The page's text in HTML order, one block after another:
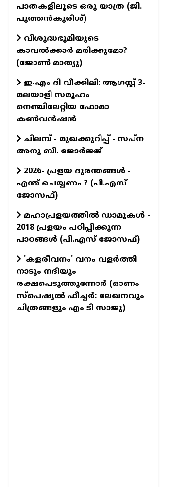
പാതകളിലൂടെ ഒരു യാത്ര (ജി.
പുത്തൻകുരിശ്)
വിശുദ്ധഭൂമിയുടെ
കാവല്‍ക്കാര്‍ മരിക്കുമോ?
(ജോണ്‍ മാത്യു)
ഇ-എം ദി വീക്കിലി: ആഗസ്റ്റ് 3-
മലയാളി സമൂഹം
നെഞ്ചിലേറ്റിയ ഫോമാ
കൺവൻഷൻ
ചിലമ്പ് - മുഖക്കുറിപ്പ് - സപ്ന
അനു ബി. ജോർജ്ജ്
2026- പ്രളയ ദുരന്തങ്ങള്‍ -
എന്ത് ചെയ്യണം ? (പി.എസ്
ജോസഫ്‌)
മഹാപ്രളയത്തില്‍ ഡാമുകള്‍ -
2018 പ്രളയം പഠിപ്പിക്കുന്ന
പാഠങ്ങള്‍ (പി.എസ് ജോസഫ്‌)
'കളരീവനം' വനം വളര്‍ത്തി
നാടും നദിയും
രക്ഷപെടുത്തുന്നോര്‍ (ഓണം
സ്പെഷ്യല്‍ ഫീച്ചര്‍: ലേഖനവും
ചിത്രങ്ങളും എം ടി സാജു)